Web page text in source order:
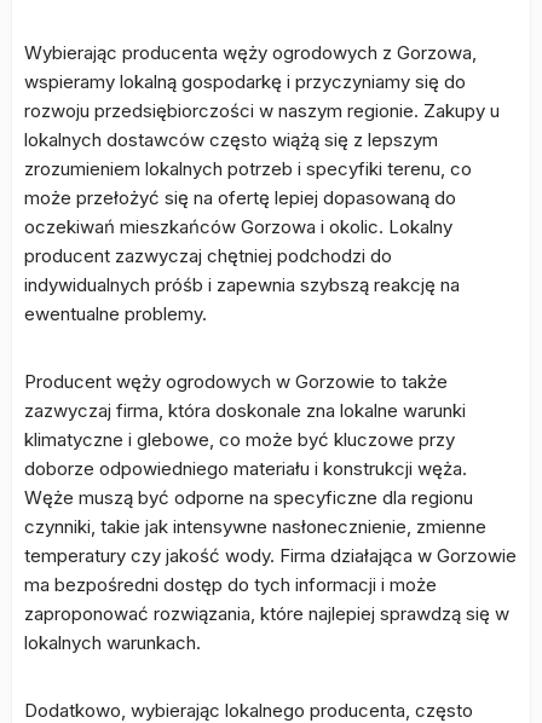
Wybierając producenta węży ogrodowych z Gorzowa,
wspieramy lokalną gospodarkę i przyczyniamy się do
rozwoju przedsiębiorczości w naszym regionie. Zakupy u
lokalnych dostawców często wiążą się z lepszym
zrozumieniem lokalnych potrzeb i specyfiki terenu, co
może przełożyć się na ofertę lepiej dopasowaną do
oczekiwań mieszkańców Gorzowa i okolic. Lokalny
producent zazwyczaj chętniej podchodzi do
indywidualnych próśb i zapewnia szybszą reakcję na
ewentualne problemy.
Producent węży ogrodowych w Gorzowie to także
zazwyczaj firma, która doskonale zna lokalne warunki
klimatyczne i glebowe, co może być kluczowe przy
doborze odpowiedniego materiału i konstrukcji węża.
Węże muszą być odporne na specyficzne dla regionu
czynniki, takie jak intensywne nasłonecznienie, zmienne
temperatury czy jakość wody. Firma działająca w Gorzowie
ma bezpośredni dostęp do tych informacji i może
zaproponować rozwiązania, które najlepiej sprawdzą się w
lokalnych warunkach.
Dodatkowo, wybierając lokalnego producenta, często